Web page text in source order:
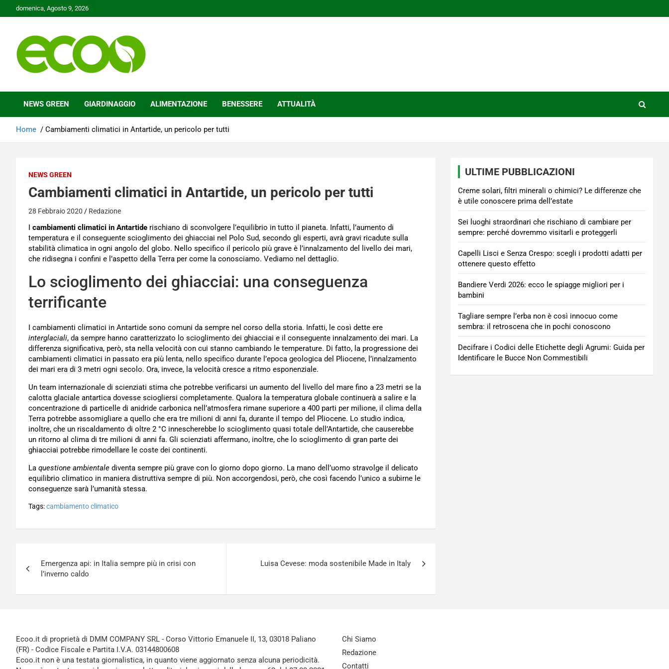
to
domenica, Agosto 9, 2026
Ecoo.it
NEWS GREEN GIARDINAGGIO ALIMENTAZIONE BENESSERE ATTUALITÀ
Home Cambiamenti climatici in Antartide, un pericolo per tutti
NEWS GREEN
Cambiamenti climatici in Antartide, un pericolo per tutti
28 Febbraio 2020 Redazione
I cambiamenti climatici in Antartide rischiano di sconvolgere l’equilibrio in tutto il pianeta. Infatti, l’aumento di
temperatura e il conseguente scioglimento dei ghiacciai nel Polo Sud, secondo gli esperti, avrà gravi ricadute sulla
stabilità climatica in ogni angolo del globo. Nello specifico il pericolo più grave è l’innalzamento del livello dei mari,
che ridisegna i confini e l’aspetto della Terra per come la conosciamo. Vediamo nel dettaglio.
Lo scioglimento dei ghiacciai: una conseguenza
terrificante
I cambiamenti climatici in Antartide sono comuni da sempre nel corso della storia. Infatti, le così dette ere
interglaciali, da sempre hanno caratterizzato lo scioglimento dei ghiacciai e il conseguente innalzamento dei mari. La
differenza significativa, però, sta nella velocità con cui stanno cambiando le temperature. Di fatto, la progressione dei
cambiamenti climatici in passato era più lenta, nello specifico durante l’epoca geologica del Pliocene, l’innalzamento
dei mari era di 3 metri ogni secolo. Ora, invece, la velocità cresce a ritmo esponenziale.
Un team internazionale di scienziati stima che potrebbe verificarsi un aumento del livello del mare fino a 23 metri se la
calotta glaciale antartica dovesse sciogliersi completamente. Qualora la temperatura globale continuerà a salire e la
concentrazione di particelle di anidride carbonica nell’atmosfera rimane superiore a 400 parti per milione, il clima della
Terra potrebbe assomigliare a quello che era tre milioni di anni fa, durante il tempo del Pliocene. Lo studio indica,
inoltre, che un riscaldamento di oltre 2 °C innescherebbe lo scioglimento quasi totale dell’Antartide, che causerebbe
un ritorno al clima di tre milioni di anni fa. Gli scienziati affermano, inoltre, che lo scioglimento di gran parte dei
ghiacciai potrebbe rimodellare le coste dei continenti.
La questione ambientale diventa sempre più grave con lo giorno dopo giorno. La mano dell’uomo stravolge il delicato
equilibrio climatico in maniera distruttiva sempre di più. Non accorgendosi, però, che così facendo l’unico a subirne le
conseguenze sarà l’umanità stessa.
Tags:cambiamento climatico
articoli
Emergenza api: in Italia sempre più in crisi con
l’inverno caldo
Luisa Cevese: moda sostenibile Made in Italy
ULTIME PUBBLICAZIONI
Creme solari, filtri minerali o chimici? Le differenze che
è utile conoscere prima dell’estate
Sei luoghi straordinari che rischiano di cambiare per
sempre: perché dovremmo visitarli e proteggerli
Capelli Lisci e Senza Crespo: scegli i prodotti adatti per
ottenere questo effetto
Bandiere Verdi 2026: ecco le spiagge migliori per i
bambini
Tagliare sempre l’erba non è così innocuo come
sembra: il retroscena che in pochi conoscono
Decifrare i Codici delle Etichette degli Agrumi: Guida per
Identificare le Bucce Non Commestibili
Ecoo.it di proprietà di DMM COMPANY SRL - Corso Vittorio Emanuele II, 13, 03018 Paliano
(FR) - Codice Fiscale e Partita I.V.A. 03144800608
Ecoo.it non è una testata giornalistica, in quanto viene aggiornato senza alcuna periodicità.
Chi Siamo
Redazione
Contatti